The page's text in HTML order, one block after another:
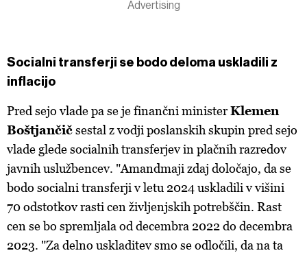
Socialni transferji se bodo deloma uskladili z
inflacijo
Pred sejo vlade pa se je finančni ministerKlemen
Boštjančičsestal z vodji poslanskih skupin pred sejo
vlade glede socialnih transferjev in plačnih razredov
javnih uslužbencev. "Amandmaji zdaj določajo, da se
bodo socialni transferji v letu 2024 uskladili v višini
70 odstotkov rasti cen življenjskih potrebščin. Rast
cen se bo spremljala od decembra 2022 do decembra
2023. "Za delno uskladitev smo se odločili, da na ta